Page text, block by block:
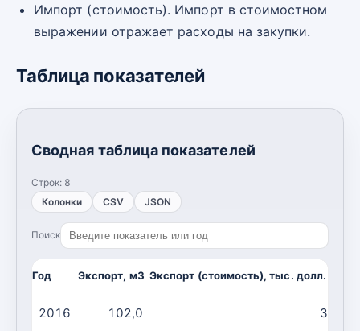
Импорт (стоимость). Импорт в стоимостном
выражении отражает расходы на закупки.
Таблица показателей
Сводная таблица показателей
Строк: 8
Колонки
CSV JSON
Поиск
Год Экспорт, м3 Экспорт (стоимость), тыс. долл. США
2016 102,0 36,00